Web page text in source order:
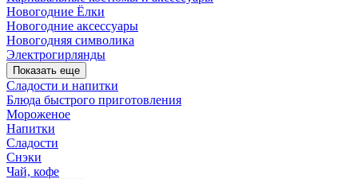
Новогодние Ёлки
Новогодние аксессуары
Новогодняя символика
Электрогирлянды
Показать еще
Сладости и напитки
Блюда быстрого приготовления
Мороженое
Напитки
Сладости
Снэки
Чай, кофе